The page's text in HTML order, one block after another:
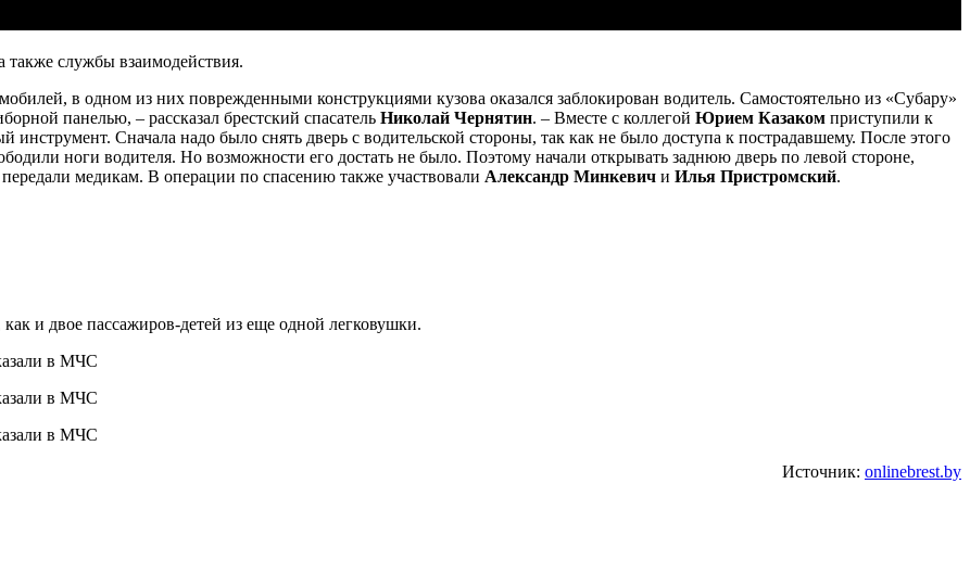
службы взаимодействия.
в одном из них поврежденными конструкциями кузова оказался заблокирован водитель. Самостоятельно из «Субару»
панелью, – рассказал брестский спасатель Николай Чернятин. – Вместе с коллегой Юрием Казаком приступили к
инструмент. Сначала надо было снять дверь с водительской стороны, так как не было доступа к пострадавшему. После этого
ноги водителя. Но возможности его достать не было. Поэтому начали открывать заднюю дверь по левой стороне,
медикам. В операции по спасению также участвовали Александр Минкевич и Илья Пристромский.
и двое пассажиров-детей из еще одной легковушки.
Источник: onlinebrest.by